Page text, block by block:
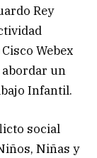
Rey
Webex
un
Infantil.
social
Niñas y